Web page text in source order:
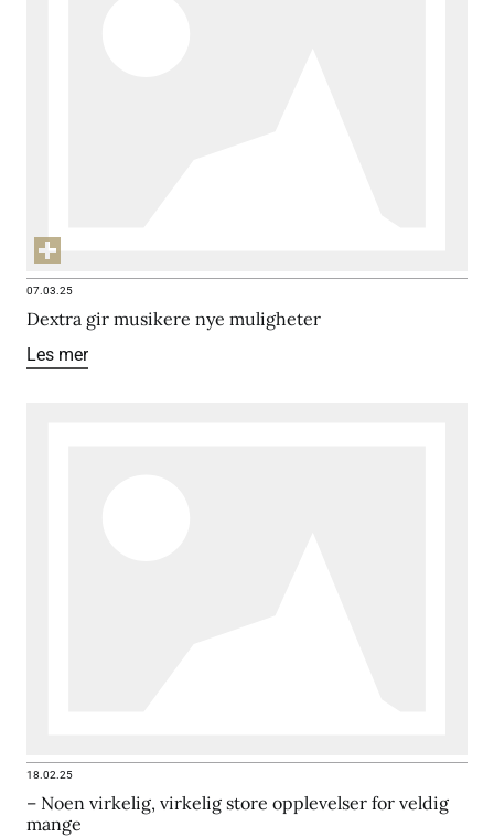
07.03.25
Dextra gir musikere nye muligheter
Les mer
18.02.25
– Noen virkelig, virkelig store opplevelser for veldig
mange